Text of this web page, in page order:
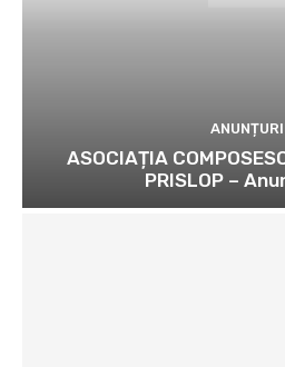
ANUNȚURI
ASOCIAȚIA
PRISLOP –